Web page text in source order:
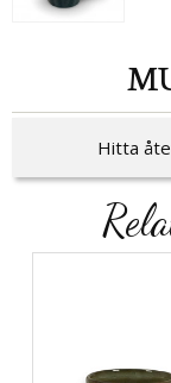
Hitta